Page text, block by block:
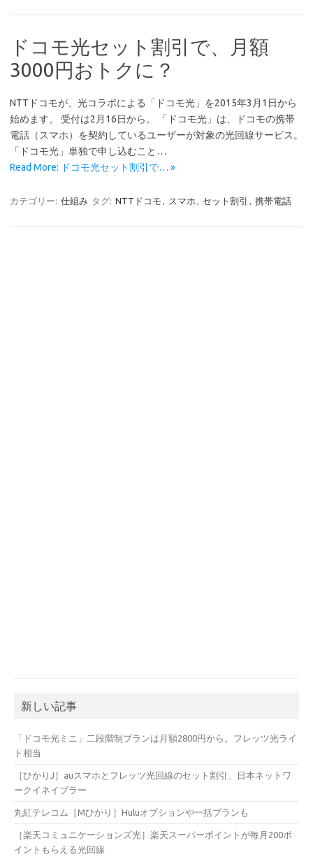
ドコモ光セット割引で、月額
3000円おトクに？
NTTドコモが、光コラボによる「ドコモ光」を2015年3月1日から
始めます。 受付は2月16日から。 「ドコモ光」は、ドコモの携帯
電話（スマホ）を契約しているユーザーが対象の光回線サービス。
「ドコモ光」単独で申し込むこと…
Read More: ドコモ光セット割引で… »
カテゴリー: 仕組み タグ: NTTドコモ , スマホ , セット割引 , 携帯電話
新しい記事
「ドコモ光ミニ」二段階制プランは月額2800円から。フレッツ光ライ
ト相当
［ひかりJ］auスマホとフレッツ光回線のセット割引、日本ネットワ
ークイネイブラー
丸紅テレコム［Mひかり］Huluオプションや一括プランも
［楽天コミュニケーションズ光］楽天スーパーポイントが毎月200ポ
イントもらえる光回線